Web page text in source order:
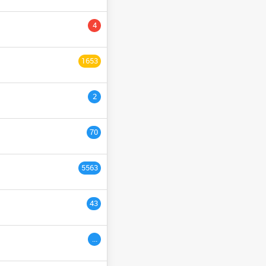
4
1653
السنة
السنة
2
70
5563
43
...
السنة الثانية
années